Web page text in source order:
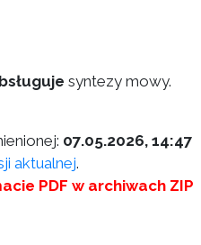
syntezy mowy.
07.05.2026, 14:47
aktualnej.
PDF w archiwach ZIP